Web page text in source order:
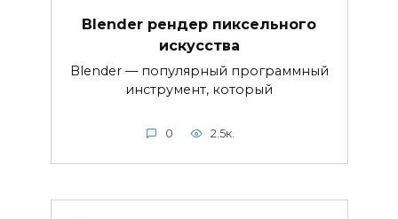
Blender рендер пиксельного
искусства
Blender — популярный программный
инструмент, который
0 2.5к.